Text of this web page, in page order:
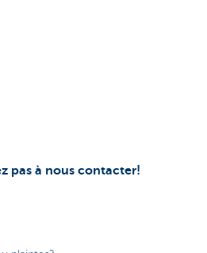
pas à nous contacter!